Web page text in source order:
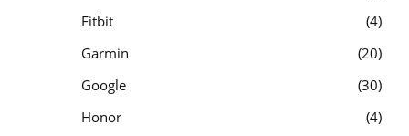
Fitbit
4
Garmin
20
Google
30
Honor
4